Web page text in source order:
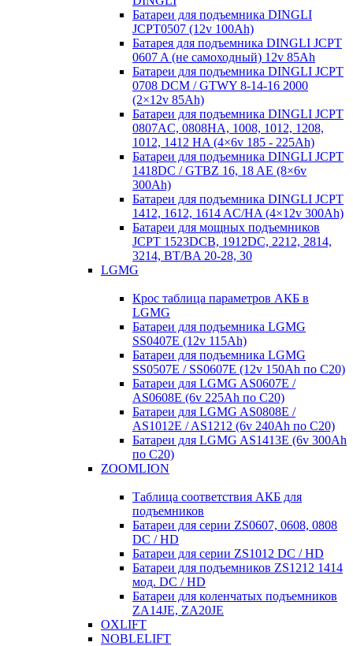
Батареи для подъемника DINGLI
JCPT0507 (12v 100Ah)
Батарея для подъемника DINGLI JCPT
0607 A (не самоходный) 12v 85Ah
Батареи для подъемника DINGLI JCPT
0708 DCM / GTWY 8-14-16 2000
(2×12v 85Ah)
Батареи для подъемника DINGLI JCPT
0807AC, 0808HA, 1008, 1012, 1208,
1012, 1412 HA (4×6v 185 - 225Ah)
Батареи для подъемника DINGLI JCPT
1418DC / GTBZ 16, 18 AE (8×6v
300Ah)
Батареи для подъемника DINGLI JCPT
1412, 1612, 1614 AC/HA (4×12v 300Ah)
Батареи для мощных подъемников
JCPT 1523DCB, 1912DC, 2212, 2814,
3214, BT/BA 20-28, 30
LGMG
Крос таблица параметров АКБ в
LGMG
Батареи для подъемника LGMG
SS0407E (12v 115Ah)
Батареи для подъемника LGMG
SS0507E / SS0607E (12v 150Ah по С20)
Батареи для LGMG AS0607E /
AS0608E (6v 225Ah по С20)
Батареи для LGMG AS0808E /
AS1012E / AS1212 (6v 240Ah по С20)
Батареи для LGMG AS1413E (6v 300Ah
по С20)
ZOOMLION
Таблица соответствия АКБ для
подъемников
Батареи для серии ZS0607, 0608, 0808
DC / HD
Батареи для серии ZS1012 DC / HD
Батареи для подъемников ZS1212 1414
мод. DC / HD
Батареи для коленчатых подъемников
ZA14JE, ZA20JE
OXLIFT
NOBLELIFT